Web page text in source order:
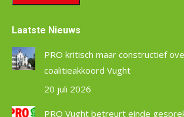
Laatste Nieuws
PRO kritisch maar constructief
coalitieakkoord Vught
20 juli 2026
PRO Vught betreurt einde